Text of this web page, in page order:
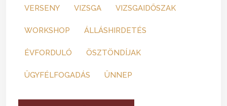
VERSENY VIZSGA VIZSGAIDŐSZAK
WORKSHOP ÁLLÁSHIRDETÉS
ÉVFORDULÓ ÖSZTÖNDÍJAK
ÜGYFÉLFOGADÁS ÜNNEP